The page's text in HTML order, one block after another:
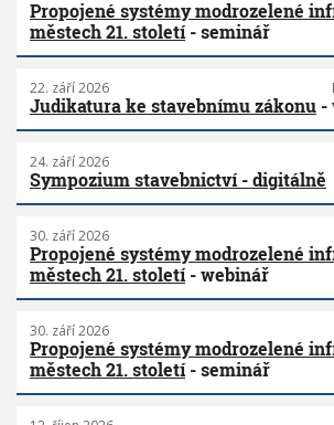
Propojené systémy modrozelené
městech 21. století- seminář
22. září 2026
Judikatura ke stavebnímu zákonu -
24. září 2026
Sympozium stavebnictví - digitálně
30. září 2026
Propojené systémy modrozelené
městech 21. století- webinář
30. září 2026
Propojené systémy modrozelené
městech 21. století- seminář